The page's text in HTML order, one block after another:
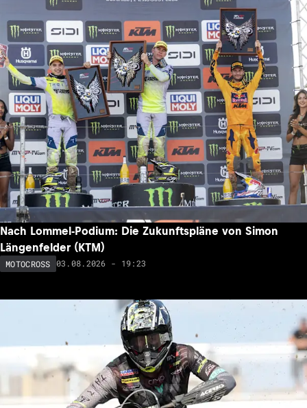
Nach Lommel-Podium: Die Zukunftspläne von Simon
Längenfelder (KTM)
MOTOCROSS 03.08.2026 - 19:23